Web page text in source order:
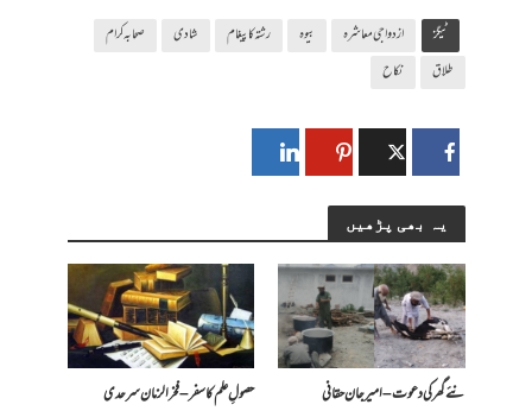
ٹیگز ازدواجی معاشرہ بیوہ رشتہ کا پیغام شادی
صحابہ کرام
طلاق
نکاح
یہ بھی پڑھیں
نئے گھر کی دعوت – امیرجان حقانی حصولِ علم کا سفر – فخرالزمان سرحدی